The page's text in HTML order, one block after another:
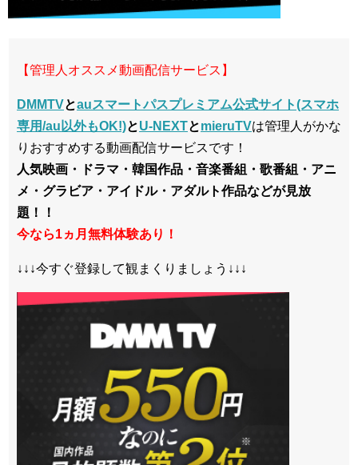
【管理人オススメ動画配信サービス】
DMMTVとauスマートパスプレミアム公式サイト(スマホ
専用/au以外もOK!)とU-NEXTとmieruTVは管理人がかな
りおすすめする動画配信サービスです！
人気映画・ドラマ・韓国作品・音楽番組・歌番組・アニ
メ・グラビア・アイドル・アダルト作品などが見放
題！！
今なら1ヵ月無料体験あり！
↓↓↓今すぐ登録して観まくりましょう↓↓↓